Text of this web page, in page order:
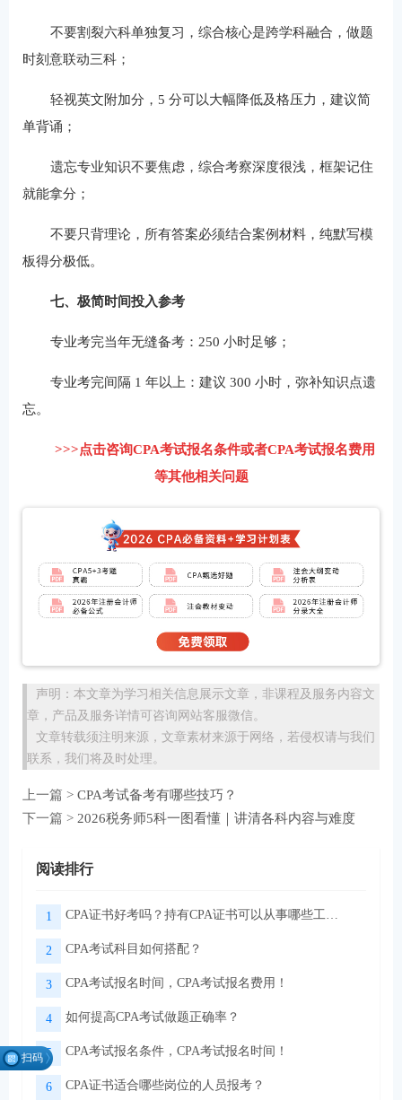
不要割裂六科单独复习，综合核心是跨学科融合，做题
时刻意联动三科；
轻视英文附加分，5 分可以大幅降低及格压力，建议简
单背诵；
遗忘专业知识不要焦虑，综合考察深度很浅，框架记住
就能拿分；
不要只背理论，所有答案必须结合案例材料，纯默写模
板得分极低。
七、极简时间投入参考
专业考完当年无缝备考：250 小时足够；
专业考完间隔 1 年以上：建议 300 小时，弥补知识点遗
忘。
>>>点击咨询CPA考试报名条件或者CPA考试报名费用
等其他相关问题
声明：本文章为学习相关信息展示文章，非课程及服务内容文
章，产品及服务详情可咨询网站客服微信。
文章转载须注明来源，文章素材来源于网络，若侵权请与我们
联系，我们将及时处理。
上一篇 > CPA考试备考有哪些技巧？
下一篇 > 2026税务师5科一图看懂｜讲清各科内容与难度
阅读排行
1 CPA证书好考吗？持有CPA证书可以从事哪些工作？
2 CPA考试科目如何搭配？
3 CPA考试报名时间，CPA考试报名费用！
4 如何提高CPA考试做题正确率？
5 CPA考试报名条件，CPA考试报名时间！
6 CPA证书适合哪些岗位的人员报考？
扫码